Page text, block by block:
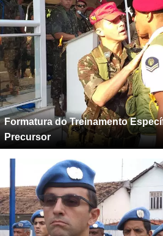
Formatura do Treinamento
Precursor